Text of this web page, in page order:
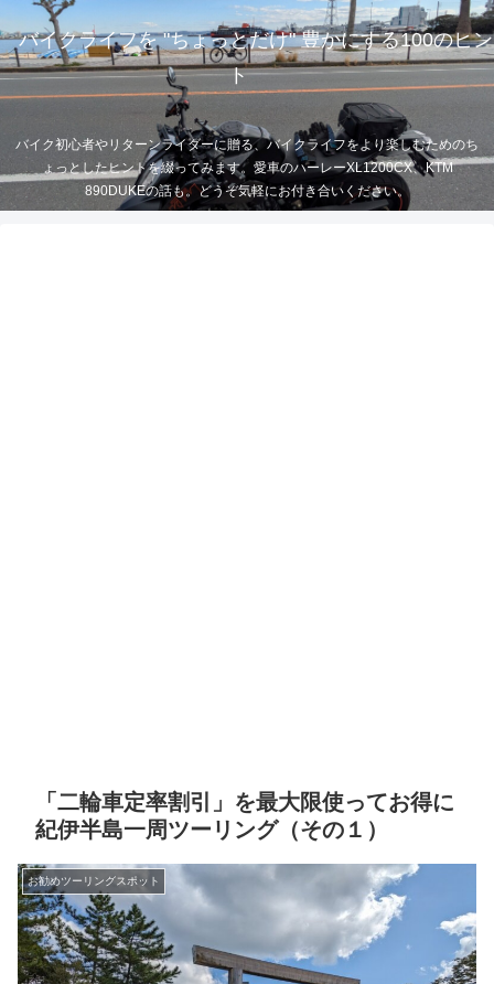
バイクライフを "ちょっとだけ" 豊かにする100のヒン
ト
バイク初心者やリターンライダーに贈る、バイクライフをより楽しむためのち
ょっとしたヒントを綴ってみます。愛車のハーレーXL1200CX、KTM
890DUKEの話も。どうぞ気軽にお付き合いください。
「二輪車定率割引」を最大限使ってお得に
紀伊半島一周ツーリング（その１）
お勧めツーリングスポット